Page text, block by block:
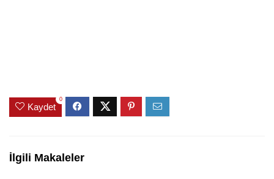
Kaydet
0
İlgili Makaleler